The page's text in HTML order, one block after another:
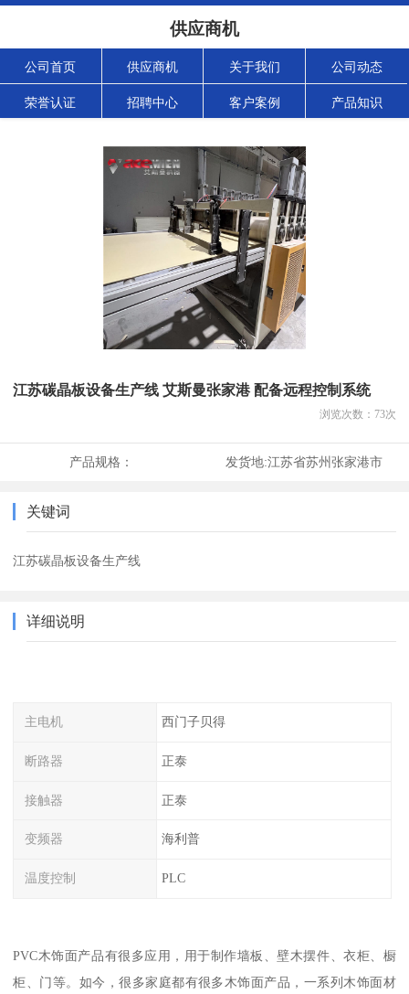
供应商机
公司首页 供应商机 关于我们 公司动态
荣誉认证 招聘中心 客户案例 产品知识
江苏碳晶板设备生产线 艾斯曼张家港 配备远程控制系统
浏览次数： 73次
产品规格： 发货地:江苏省苏州张家港市
关键词
江苏碳晶板设备生产线
详细说明
主电机 西门子贝得
断路器 正泰
接触器 正泰
变频器 海利普
温度控制 PLC
PVC木饰面产品有很多应用，用于制作墙板、壁木摆件、衣柜、橱
柜、门等。如今，很多家庭都有很多木饰面产品，一系列木饰面材